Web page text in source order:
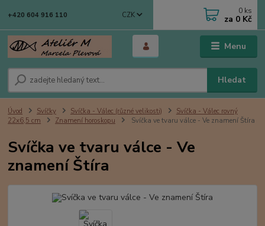
Menu
CZK
Hledat
+420 604 916 110 0 ks
za 0 Kč
Úvod Svíčky Svíčka - Válec (různé velikosti)
Svíčka - Válec rovný
22x6,5 cm
Znamení horoskopu Svíčka ve tvaru válce - Ve znamení Štíra
Svíčka ve tvaru válce - Ve
znamení Štíra